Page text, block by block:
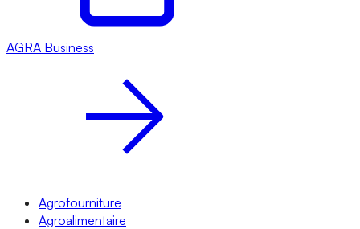
AGRA Business
Agrofourniture
Agroalimentaire